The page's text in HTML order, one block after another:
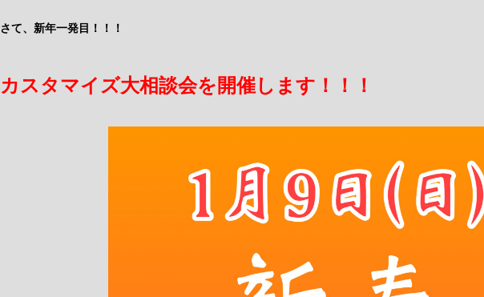
さて、新年一発目！！！
カスタマイズ大相談会を開催します！！！